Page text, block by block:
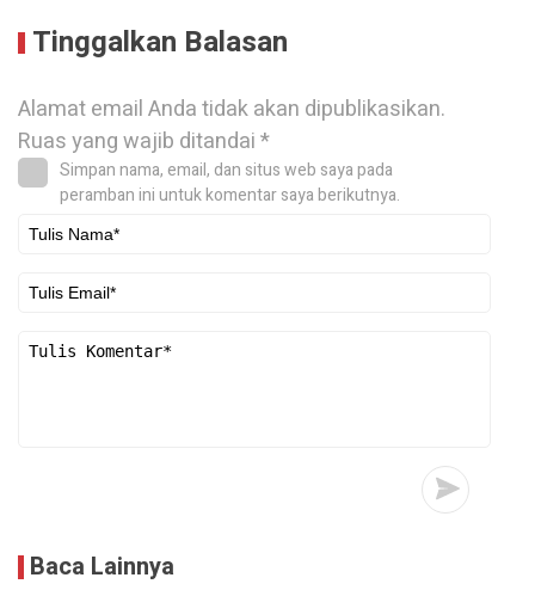
Tinggalkan Balasan
Alamat email Anda tidak akan dipublikasikan.
Ruas yang wajib ditandai*
Simpan nama, email, dan situs web saya pada
peramban ini untuk komentar saya berikutnya.
Baca Lainnya